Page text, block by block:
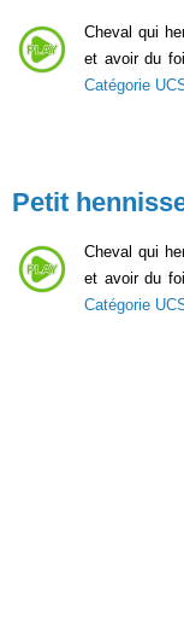
Cheval qui
et avoir du
Catégorie
Petit
Cheval qui
et avoir du
Catégorie